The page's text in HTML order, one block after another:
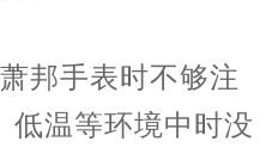
手表时不够注
低温等环境中时没